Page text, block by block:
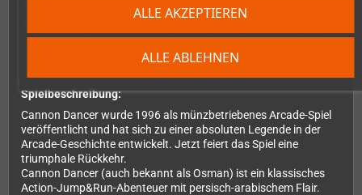
ALLE ABLEHNEN
ALLE AKZEPTIEREN
hellen und sogar psychedelischen Farben, die sich auf den
Endboss jeder Etappe beziehen
Spielbeschreibung:
Cannon Dancer wurde 1996 als münzbetriebenes Arcade-Spiel
veröffentlicht und hat sich zu einer absoluten Legende in der
Arcade-Geschichte entwickelt. Jetzt feiert das Spiel eine
triumphale Rückkehr.
Cannon Dancer (auch bekannt als Osman) ist ein klassisches
Action-Jump&Run-Abenteuer mit persisch-arabischem Flair.